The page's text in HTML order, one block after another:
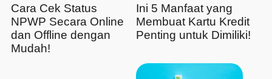
Cara Cek Status
NPWP Secara Online
dan Offline dengan
Mudah!
Ini 5 Manfaat yang
Membuat Kartu Kredit
Penting untuk Dimiliki!